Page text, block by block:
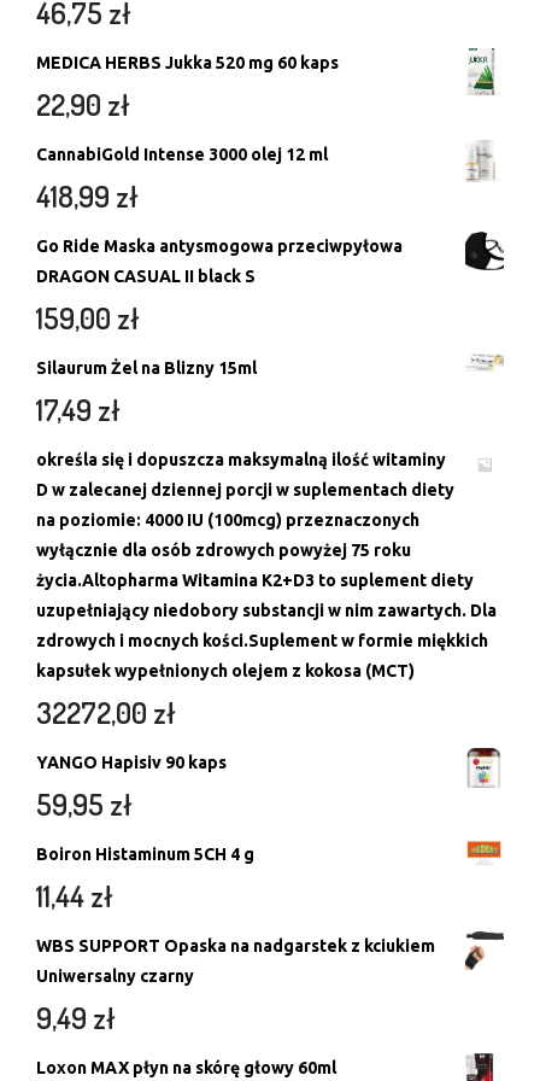
46,75 zł
MEDICA HERBS Jukka 520 mg 60 kaps
22,90 zł
CannabiGold Intense 3000 olej 12 ml
418,99 zł
Go Ride Maska antysmogowa przeciwpyłowa
DRAGON CASUAL II black S
159,00 zł
Silaurum Żel na Blizny 15ml
17,49 zł
określa się i dopuszcza maksymalną ilość witaminy
D w zalecanej dziennej porcji w suplementach diety
na poziomie: 4000 IU (100mcg) przeznaczonych
wyłącznie dla osób zdrowych powyżej 75 roku
życia.Altopharma Witamina K2+D3 to suplement diety
uzupełniający niedobory substancji w nim zawartych. Dla
zdrowych i mocnych kości.Suplement w formie miękkich
kapsułek wypełnionych olejem z kokosa (MCT)
32272,00 zł
YANGO Hapisiv 90 kaps
59,95 zł
Boiron Histaminum 5CH 4 g
11,44zł
WBS SUPPORT Opaska na nadgarstek z kciukiem
Uniwersalny czarny
9,49 zł
Loxon MAX płyn na skórę głowy 60ml